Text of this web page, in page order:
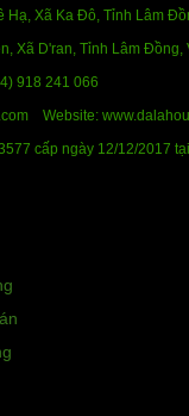
Hạ, Xã Ka Đô, Tỉnh Lâm
Xã D'ran, Tỉnh Lâm Đồng,
918 241 066
Website:
cấp ngày 12/12/2017